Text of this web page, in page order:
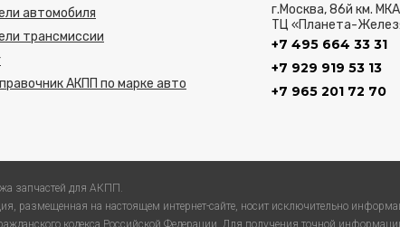
автомобиля
трансмиссии
АКПП по марке авто
г.Москва, 86й км.
ТЦ «Планета-
+7 495 664 33 31
+7 929 919 53 13
+7 965 201 72 70
запчастей для АКПП.
размещенная на настоящем интернет-сайте, носит исключительно
кодекса Российской Федерации. Для получения точной